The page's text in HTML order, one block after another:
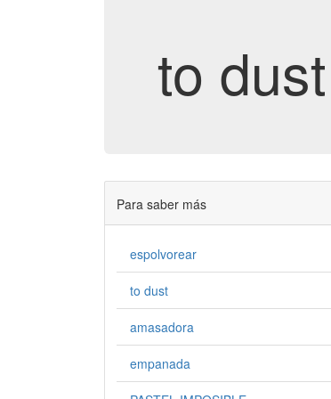
to dust
Para saber más
espolvorear
to dust
amasadora
empanada